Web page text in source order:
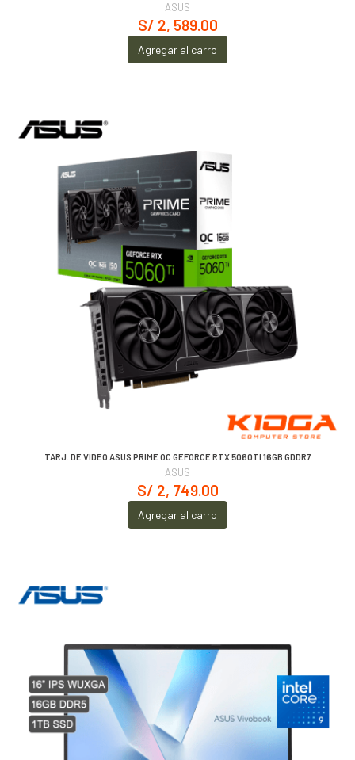
ASUS
S/ 2, 589.00
Agregar al carro
TARJ. DE VIDEO ASUS PRIME OC GEFORCE RTX 5060TI 16GB GDDR7
ASUS
S/ 2, 749.00
Agregar al carro